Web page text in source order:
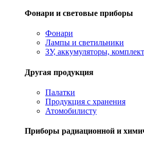
Фонари и световые приборы
Фонари
Лампы и светильники
ЗУ, аккумуляторы,
Другая продукция
Палатки
Продукция с хранения
Атомобилисту
Приборы радиационной и